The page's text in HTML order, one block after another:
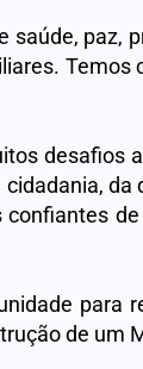
saúde,
desafios
para
de um